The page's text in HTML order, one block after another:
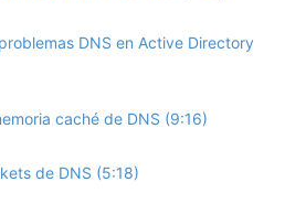
DNS en Active Directory
caché de DNS (9:16)
de DNS (5:18)